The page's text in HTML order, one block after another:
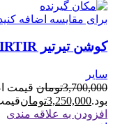
برای مقایسه اضافه
کوشن تیرتیر TIRTIR
سایر
3,700,000تومان
بود.3,250,000تومانقیمت فعلی
افزودن به علاقه مندی